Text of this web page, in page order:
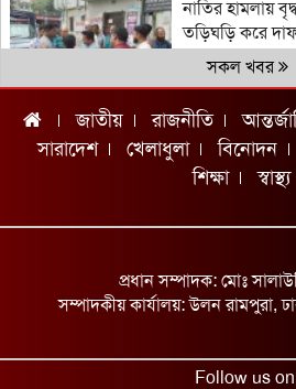
নাতির হামলায়
তড়িঘড়ি করে
চ্যাম্পিয়ন দলের
চরম দুঃসংবাদ
যুক্তরাষ্ট্র
শ্রমমন্ত্রীর
সকল খবর
জাতীয় রাজনীতি
সারাদেশ
খেলাধুলা বিনোদন
শিক্ষা
স্বাস্থ্য
প্রধান সম্পাদক: মোঃ
সম্পাদকীয় কার্যালয়: উলন রামপুরা,
Follow us